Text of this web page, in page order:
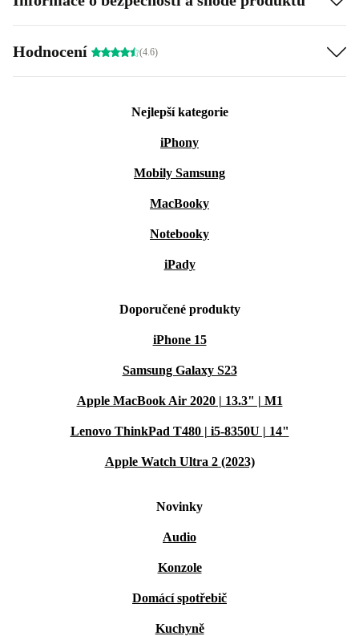
Hodnocení (4.6)
Nejlepší kategorie
iPhony
Mobily Samsung
MacBooky
Notebooky
iPady
Doporučené produkty
iPhone 15
Samsung Galaxy S23
Apple MacBook Air 2020 | 13.3" | M1
Lenovo ThinkPad T480 | i5-8350U | 14"
Apple Watch Ultra 2 (2023)
Novinky
Audio
Konzole
Domácí spotřebič
Kuchyně